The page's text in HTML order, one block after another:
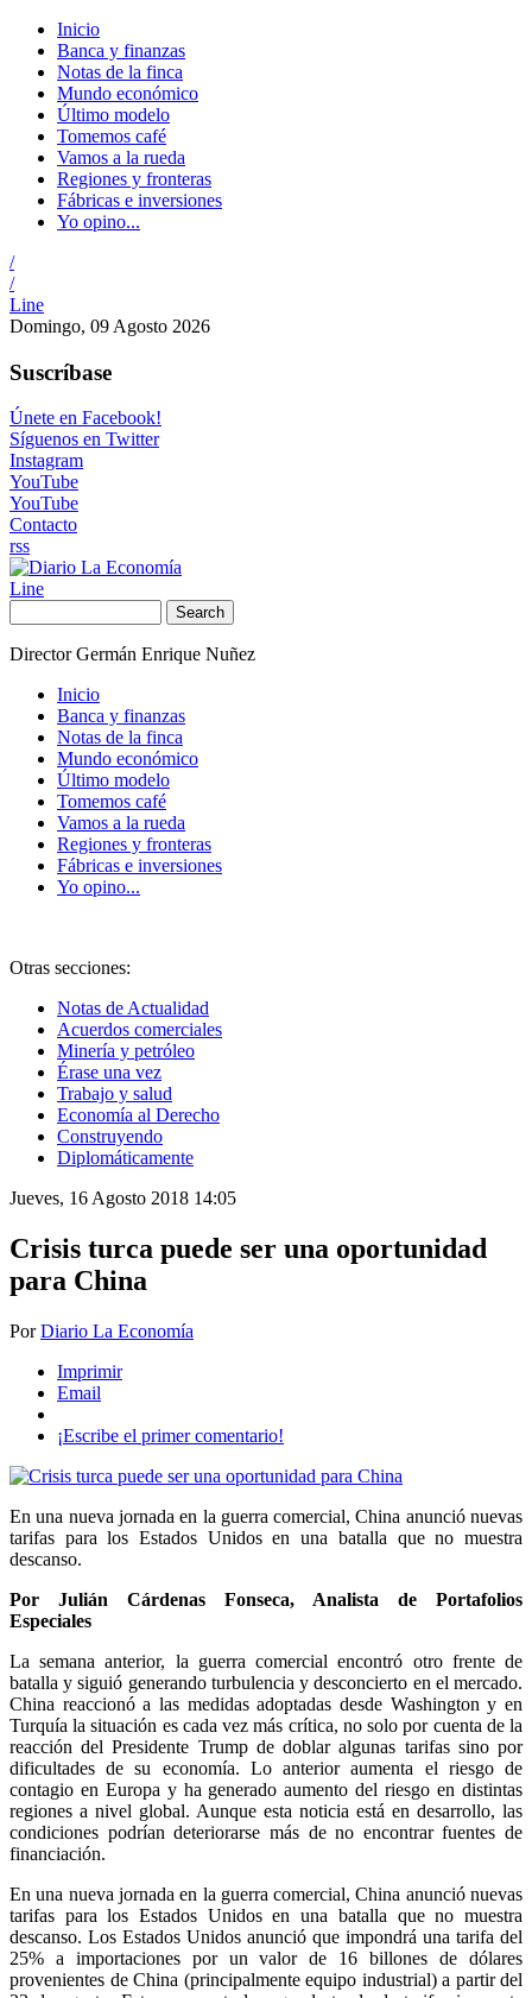
Inicio
Banca y finanzas
Notas de la finca
Mundo económico
Último modelo
Tomemos café
Vamos a la rueda
Regiones y fronteras
Fábricas e inversiones
Yo opino...
/
/
Line
Domingo, 09 Agosto 2026
Suscríbase
Únete en Facebook!
Síguenos en Twitter
Instagram
YouTube
YouTube
Contacto
rss
Line
Search
Director Germán Enrique Nuñez
Inicio
Banca y finanzas
Notas de la finca
Mundo económico
Último modelo
Tomemos café
Vamos a la rueda
Regiones y fronteras
Fábricas e inversiones
Yo opino...
Otras secciones:
Notas de Actualidad
Acuerdos comerciales
Minería y petróleo
Érase una vez
Trabajo y salud
Economía al Derecho
Construyendo
Diplomáticamente
Jueves, 16 Agosto 2018 14:05
Crisis turca puede ser una oportunidad
para China
PorDiario La Economía
Imprimir
Email
¡Escribe el primer comentario!
En una nueva jornada en la guerra comercial, China anunció nuevas
tarifas para los Estados Unidos en una batalla que no muestra
descanso.
Por Julián Cárdenas Fonseca, Analista de Portafolios
Especiales
La semana anterior, la guerra comercial encontró otro frente de
batalla y siguió generando turbulencia y desconcierto en el mercado.
China reaccionó a las medidas adoptadas desde Washington y en
Turquía la situación es cada vez más crítica, no solo por cuenta de la
reacción del Presidente Trump de doblar algunas tarifas sino por
dificultades de su economía. Lo anterior aumenta el riesgo de
contagio en Europa y ha generado aumento del riesgo en distintas
regiones a nivel global. Aunque esta noticia está en desarrollo, las
condiciones podrían deteriorarse más de no encontrar fuentes de
financiación.
En una nueva jornada en la guerra comercial, China anunció nuevas
tarifas para los Estados Unidos en una batalla que no muestra
descanso. Los Estados Unidos anunció que impondrá una tarifa del
25% a importaciones por un valor de 16 billones de dólares
provenientes de China (principalmente equipo industrial) a partir del